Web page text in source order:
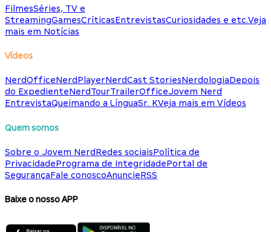
FilmesSéries, TV e
StreamingGamesCríticasEntrevistasCuriosidades e etc.Veja
mais em Notícias
Vídeos
NerdOfficeNerdPlayerNerdCast StoriesNerdologiaDepois
do ExpedienteNerdTourTrailerOfficeJovem Nerd
EntrevistaQueimando a LínguaSr. KVeja mais em Vídeos
Quem somos
Sobre o Jovem NerdRedes sociaisPolítica de
PrivacidadePrograma de IntegridadePortal de
SegurançaFale conoscoAnuncieRSS
Baixe o nosso APP